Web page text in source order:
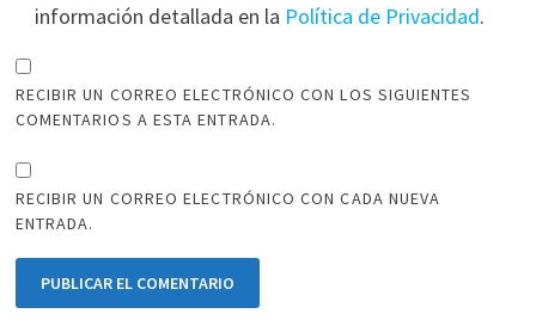
información detallada en la Política de Privacidad.
RECIBIR UN CORREO ELECTRÓNICO CON LOS SIGUIENTES
COMENTARIOS A ESTA ENTRADA.
RECIBIR UN CORREO ELECTRÓNICO CON CADA NUEVA
ENTRADA.